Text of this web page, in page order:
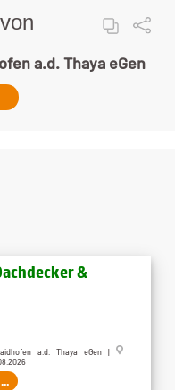
a.d. Thaya eGen
&
a.d. Thaya eGen |